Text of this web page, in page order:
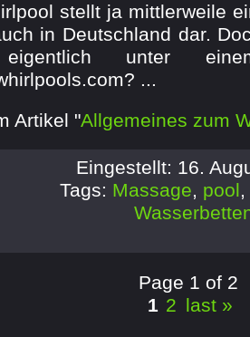
stellt ja mittlerweile
in Deutschland dar.
unter
...
Artikel "Allgemeines zum
Eingestellt: 16.
Tags: Massage, pool,
Page 1 of 2
1 2 last »